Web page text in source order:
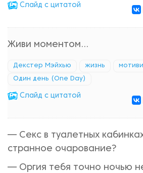
Cлайд с цитатой
Живи моментом...
Декстер Мэйхью жизнь
Один день (One Day)
Cлайд с цитатой
— Секс в туалетных
странное очарование?
— Оргия тебя точно ночью